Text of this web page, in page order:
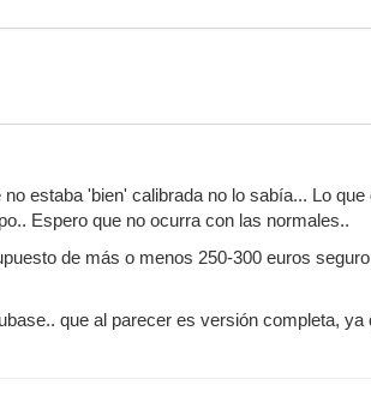
estaba 'bien' calibrada no lo sabía... Lo
Espero que no ocurra con las normales..
de más o menos 250-300 euros
que al parecer es versión completa,